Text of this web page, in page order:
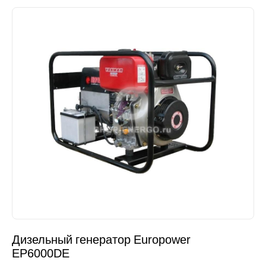
Дизельный генератор Europower
EP6000DE